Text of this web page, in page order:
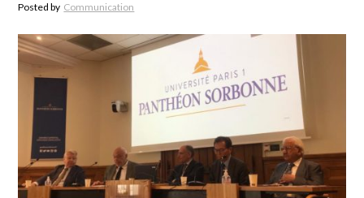
Posted by Communication